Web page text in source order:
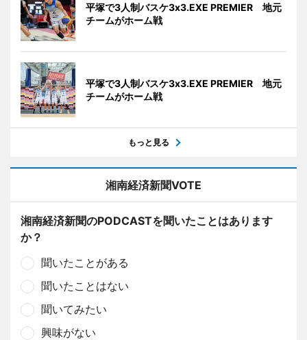
平塚で3人制バスケ3x3.EXE PREMIER 地元
チームがホーム戦
平塚で3人制バスケ3x3.EXE PREMIER 地元
チームがホーム戦
もっと見る
湘南経済新聞VOTE
湘南経済新聞のPODCASTを聞いたことはあります
か？
聞いたことがある
聞いたことはない
聞いてみたい
興味がない